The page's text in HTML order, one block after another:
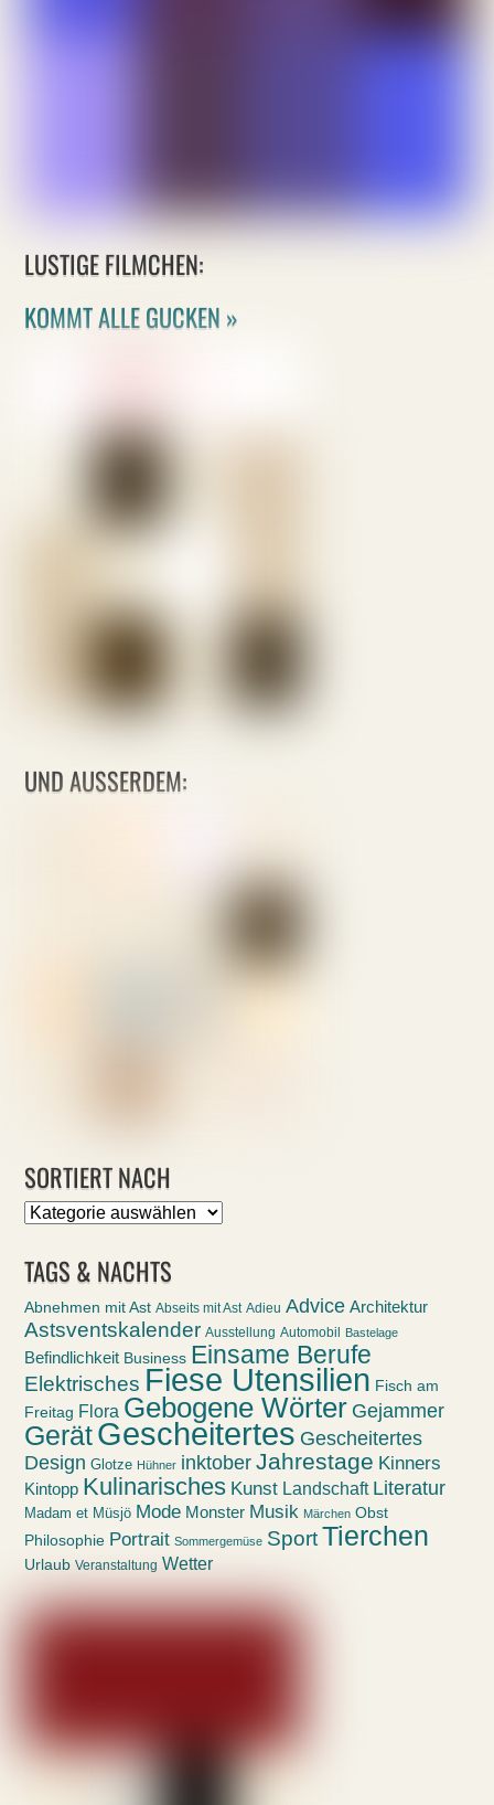
LUSTIGE FILMCHEN:
KOMMT ALLE GUCKEN »
UND AUSSERDEM:
SORTIERT NACH
Sortiert
TAGS & NACHTS
Abnehmen mit Ast Abseits mit Ast Adieu Advice Architektur
Astsventskalender Ausstellung Automobil Bastelage
Befindlichkeit Business Einsame Berufe
Elektrisches Fiese Utensilien Fisch am
Freitag Flora Gebogene Wörter Gejammer
GerätGescheitertes Gescheitertes
Design Glotze Hühner inktober Jahrestage Kinners
Kintopp Kulinarisches Kunst Landschaft Literatur
Madam et Müsjö Mode Monster Musik Märchen Obst
Philosophie Portrait Sommergemüse Sport Tierchen
Urlaub Veranstaltung Wetter